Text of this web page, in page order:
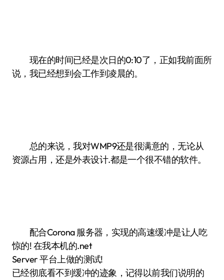
现在的时间已经是次日的0:10了，正如我前面所
说，我已经想到会工作到凌晨的。
总的来说，我对WMP9还是很满意的，无论从
资源占用，还是外表设计.都是一个很不错的软件。
配合Corona 服务器，实现的高速缓冲是让人吃
惊的! 在我本机的.net
Server 平台上做的测试!
已经彻底看不到缓冲的迹象，记得以前我们说明的